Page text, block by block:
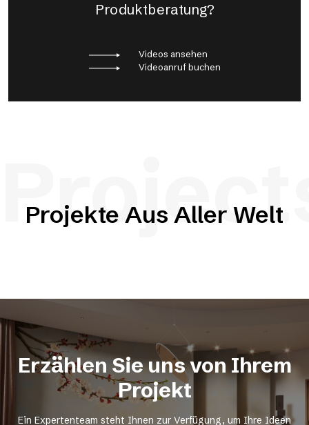
Produktberatung?
Videos ansehen
Videoanruf buchen
Projekte Aus Aller Welt
Erzählen Sie uns von Ihrem
Projekt
Ein Expertenteam steht Ihnen zur Verfügung, um Ihre Ideen